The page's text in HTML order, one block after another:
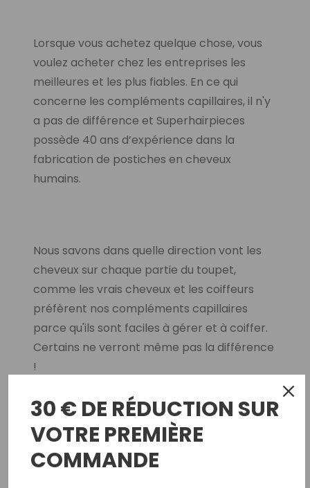
Lorsque vous achetez quelque chose, vous
voulez acheter chez les entreprises les
meilleures et les plus fiables. En ce qui
concerne les compléments capillaires,il n'y
a pas de différence et Superhairpieces
possède 40 ans d’expérience dans la
fabrication de postiches en cheveux
humains.
Nous savons dans quelle direction vont les
cheveux sur chaque partie du toupet,
comme les vrais cheveux et les coiffeurs
préfèrent nos compléments capillaires
parce qu'ils sont faciles à gérer et à coiffer.
Certains ne verront même pas la différence
!
30 € DE RÉDUCTION SUR
VOTRE PREMIÈRE
COMMANDE